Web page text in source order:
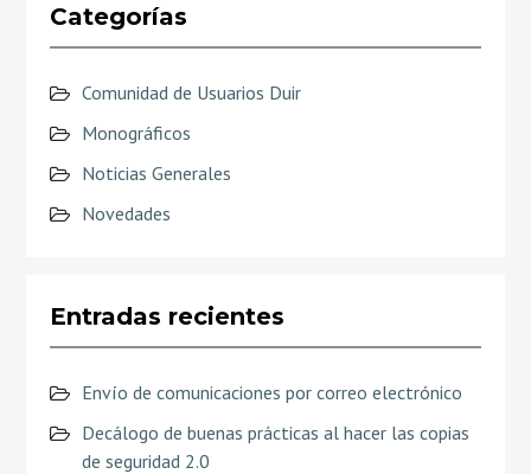
Categorías
Comunidad de Usuarios Duir
Monográficos
Noticias Generales
Novedades
Entradas recientes
Envío de comunicaciones por correo electrónico
Decálogo de buenas prácticas al hacer las copias
de seguridad 2.0